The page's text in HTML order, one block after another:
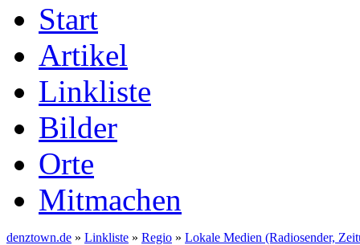
Start
Artikel
Linkliste
Bilder
Orte
Mitmachen
denztown.de » Linkliste » Regio » Lokale Medien (Radiosender,